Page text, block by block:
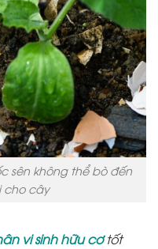
sên không thể bò đến
cho cây
vi sinh hữu cơtốt